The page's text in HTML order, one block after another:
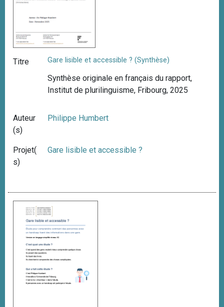
Titre Gare lisible et accessible ? (Synthèse)
Synthèse originale en français du rapport,
Institut de plurilinguisme, Fribourg, 2025
Auteur
(s)
Philippe Humbert
Projet(
s)
Gare lisible et accessible ?